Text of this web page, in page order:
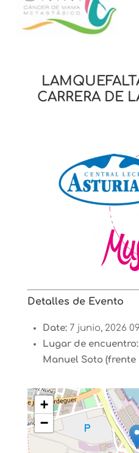
CARRERA DE
Detalles de Evento
Date: 7 junio, 2026
Lugar de encuentro:
Manuel Soto
+
−